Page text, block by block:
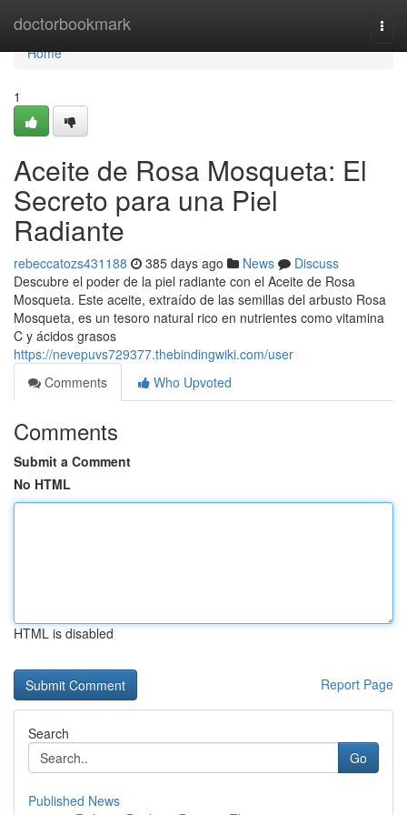
doctorbookmark
Home
Home
1
Aceite de Rosa Mosqueta: El
Secreto para una Piel
Radiante
rebeccatozs431188 385 days ago News
Discuss
Descubre el poder de la piel radiante con el Aceite de Rosa
Mosqueta. Este aceite, extraído de las semillas del arbusto Rosa
Mosqueta, es un tesoro natural rico en nutrientes como vitamina
C y ácidos grasos
https://nevepuvs729377.thebindingwiki.com/user
Comments
Who Upvoted
Comments
Submit a Comment
No HTML
HTML is disabled
Report Page
Search
Go
Published News